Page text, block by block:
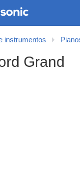
instrumentos
Grand